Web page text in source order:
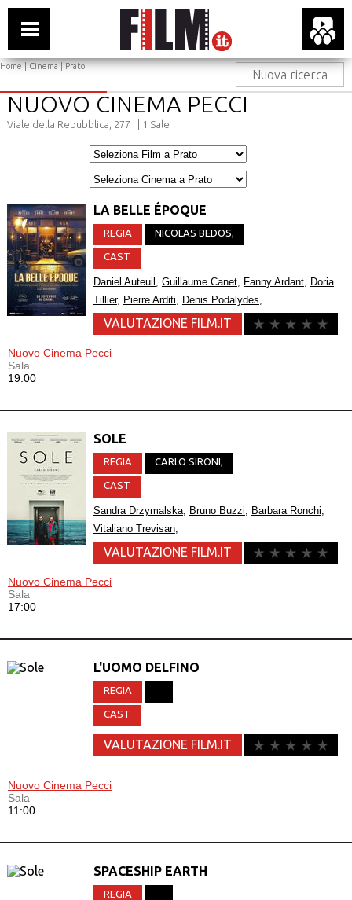
Home|Cinema|Prato
Nuova ricerca
NUOVO CINEMA PECCI
Viale della Repubblica, 277 | | 1 Sale
LA BELLE ÉPOQUE
REGIA NICOLAS BEDOS,
CAST
Daniel Auteuil , Guillaume Canet, Fanny Ardant, Doria
Tillier, Pierre Arditi, Denis Podalydes,
VALUTAZIONE FILM.IT
Nuovo Cinema Pecci
Sala
19:00
SOLE
REGIA CARLO SIRONI,
CAST
Sandra Drzymalska, Bruno Buzzi, Barbara Ronchi,
Vitaliano Trevisan,
VALUTAZIONE FILM.IT
Nuovo Cinema Pecci
Sala
17:00
L'UOMO DELFINO
REGIA
CAST
VALUTAZIONE FILM.IT
Nuovo Cinema Pecci
Sala
11:00
SPACESHIP EARTH
REGIA